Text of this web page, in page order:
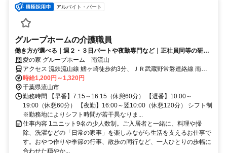
アルバイト・パート
グループホームの介護職員
働き方が選べる｜週２・３日パートや夜勤専門など｜正社員同等の研修
や福利厚生あり♪
愛の家 グループホーム 南流山
アクセス 流鉄流山線 鰭ヶ崎徒歩約3分、ＪＲ武蔵野常磐連絡線 南流
山A2口徒歩約9分、つくばエクスプレス 南流山A2口徒歩約9分 流鉄流
山線「鰭ヶ崎駅」より徒歩3分
時給1,200円～1,320円
千葉県流山市
勤務時間 【早番】7:15～16:15（休憩60分） 【遅番】10:00～
19:00（休憩60分） 【夜勤】16:00～翌10:00（休憩120分） シフト制
※勤務地によりシフト時間が若干異なりま...
仕事内容 1ユニット9名の少人数制。ご入居者と一緒に、料理や掃
除、洗濯などの「日常の家事」を楽しみながら生活を支えるお仕事で
す。おやつ作りや季節の行事、散歩の同行など、一人ひとりの歩幅に
合わせた穏やか...